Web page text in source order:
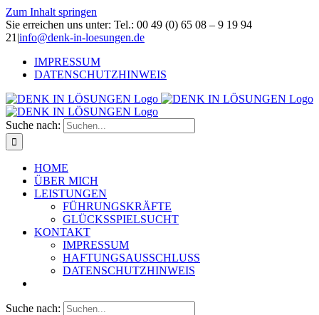
Zum Inhalt springen
Sie erreichen uns unter: Tel.: 00 49 (0) 65 08 – 9 19 94
21 |info@denk-in-loesungen.de
IMPRESSUM
DATENSCHUTZHINWEIS
Suche nach:
HOME
ÜBER MICH
LEISTUNGEN
FÜHRUNGSKRÄFTE
GLÜCKSSPIELSUCHT
KONTAKT
IMPRESSUM
HAFTUNGSAUSSCHLUSS
DATENSCHUTZHINWEIS
Suche nach: